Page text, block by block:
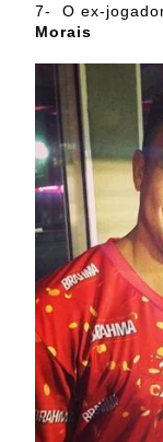
7- O ex-
Morais